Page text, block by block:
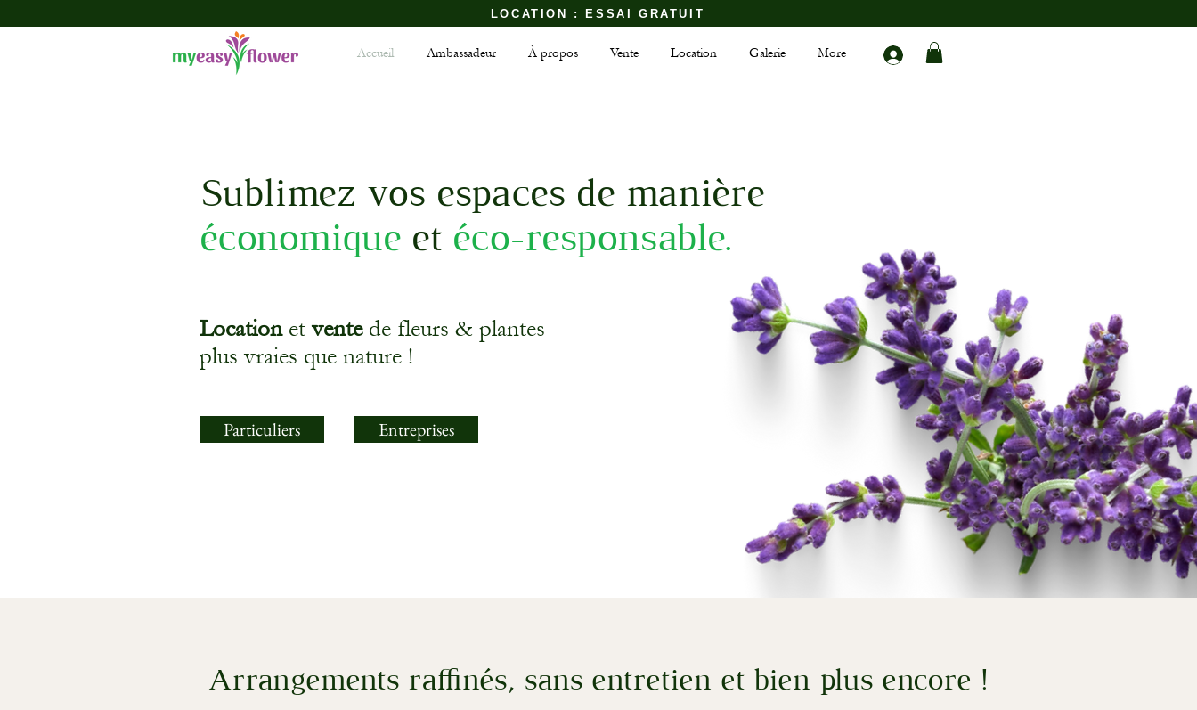
LOCATION : ESSAI GRATUIT
Accueil Ambassadeur À propos Vente Location Galerie More >
Locationetventede fleurs & plantes
plus vraies que nature !
Particuliers Entreprises
Sublimez vos espaces de manière
économique et éco-responsable.
Arrangements raffinés, sans entretien et bien plus encore !